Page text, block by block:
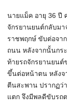
นายแม็ค อายุ 36 ปี
จักรยานยนต์กลับม
ราชพฤกษ์ ขับต่อจา
ถนน หลังจากนั้นกร
ท้ายรถจักรยานยนต์
ขึ้นต่อหน้าตน หลังจ
ตีนสะพาน ปรากฏว่
แตก จึงมีพลดีขับรถ